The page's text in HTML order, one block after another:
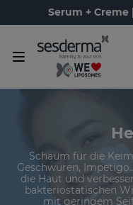
Serum + Creme
Schaum für die
Geschwüren,
die Haut und
bakteriostatischen
mit geringem